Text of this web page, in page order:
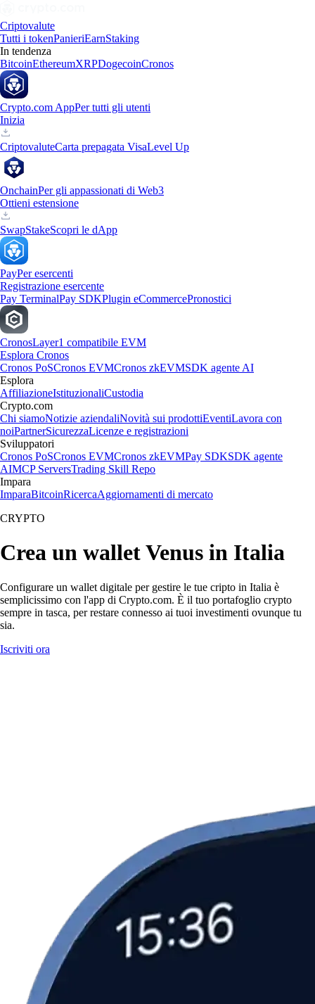
Criptovalute
Tutti i tokenPanieriEarnStaking
In tendenza
BitcoinEthereumXRPDogecoinCronos
Crypto.com AppPer tutti gli utenti
Inizia
CriptovaluteCarta prepagata VisaLevel Up
OnchainPer gli appassionati di Web3
Ottieni estensione
SwapStakeScopri le dApp
PayPer esercenti
Registrazione esercente
Pay TerminalPay SDKPlugin eCommercePronostici
CronosLayer1 compatibile EVM
Esplora Cronos
Cronos PoSCronos EVMCronos zkEVMSDK agente AI
Esplora
AffiliazioneIstituzionaliCustodia
Crypto.com
Chi siamoNotizie aziendaliNovità sui prodottiEventiLavora con
noiPartnerSicurezzaLicenze e registrazioni
Sviluppatori
Cronos PoSCronos EVMCronos zkEVMPay SDKSDK agente
AIMCP ServersTrading Skill Repo
Impara
ImparaBitcoinRicercaAggiornamenti di mercato
CRYPTO
Crea un wallet Venus in Italia
Configurare un wallet digitale per gestire le tue cripto in Italia è
semplicissimo con l'app di Crypto.com. È il tuo portafoglio crypto
sempre in tasca, per restare connesso ai tuoi investimenti ovunque tu
sia.
Iscriviti ora